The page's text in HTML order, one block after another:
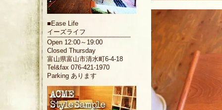
■ Ease Life
イーズライフ
Open 12:00～19:00
Closed Thursday
富山県富山市清水町6-4-18
Tel&fax 076-421-1970
Parking あります